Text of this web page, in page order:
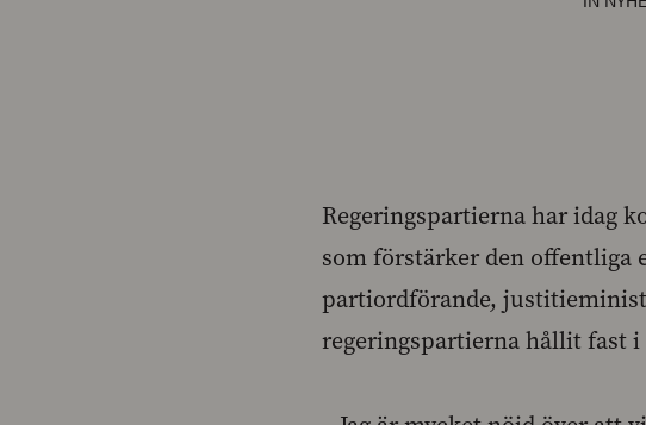
Regeringspartierna har idag
som förstärker den offentliga
partiordförande,
regeringspartierna hållit fast